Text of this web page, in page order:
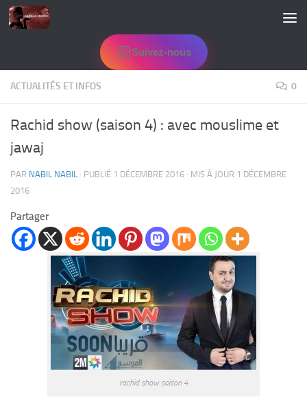
Skip to content
Suivez-nous
ACTUALITÉS ET INFOS 0
Rachid show (saison 4) : avec mouslime et
jawaj
PAR NABIL NABIL · PUBLIÉ 1 DÉCEMBRE 2016 · MIS À JOUR 1 DÉCEMBRE
2016
Partager
rachid show saison 4